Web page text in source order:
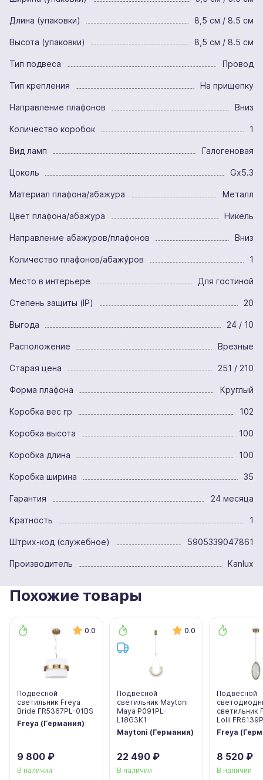
Длина (упаковки) 8,5 см / 8.5 см
Высота (упаковки) 8,5 см / 8.5 см
Тип подвеса Провод
Тип крепления На прищепку
Направление плафонов Вниз
Количество коробок 1
Вид ламп Галогеновая
Цоколь Gx5.3
Материал плафона/абажура Металл
Цвет плафона/абажура Никель
Направление абажуров/плафонов Вниз
Количество плафонов/абажуров 1
Место в интерьере Для гостиной
Степень защиты (IP) 20
Выгода 24 / 10
Расположение Врезные
Старая цена 251 / 210
Форма плафона Круглый
Коробка вес гр 102
Коробка высота 100
Коробка длина 100
Коробка ширина 35
Гарантия 24 месяца
Кратность 1
Штрих-код (служебное) 5905339047861
Производитель Kanlux
Похожие товары
0.0
Подвесной
светильник Freya
Bride FR5367PL-01BS
Freya (Германия)
9 800 ₽
В наличии
0.0
Подвесной
светильник Maytoni
Maya P091PL-
L18G3K1
Maytoni (Германия)
22 490 ₽
В наличии
Подвесной
светильник
Lolli
Freya
8 520 ₽
В наличии